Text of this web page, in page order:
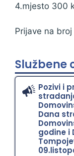
4.mjesto 300
Prijave na broj
Službene
Pozivi i
Dana
godine i